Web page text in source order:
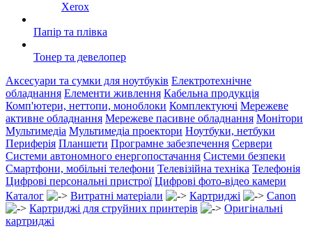
Xerox
Папір та плівка
Тонер та девелопер
Аксесуари та сумки для ноутбуків Електротехнічне
обладнання Елементи живлення Кабельна продукція
Комп'ютери, неттопи, моноблоки Комплектуючі Мережеве
активне обладнання Мережеве пасивне обладнання Монітори
Мультимедіа Мультимедіа проектори Ноутбуки, нетбуки
Периферія Планшети Програмне забезпечення Сервери
Системи автономного енергопостачання Системи безпеки
Смартфони, мобільні телефони Телевізійна техніка Телефонія
Цифрові персональні пристрої Цифрові фото-відео камери
Каталог
Витратні матеріали Картриджі
Canon
Картриджі для струйних принтерів
Оригінальні
картриджі